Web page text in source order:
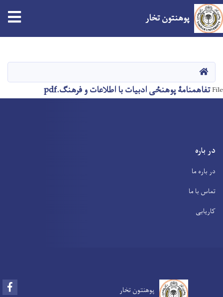
content
پوهنتون تخار
صفحه اصلی
Fileتفاهمنامۀ پوهنځی ادبیات با اطلاعات و فرهنگ.pdf
در باره
در باره ما
تماس با ما
کاریابی
پوهنتون تخار